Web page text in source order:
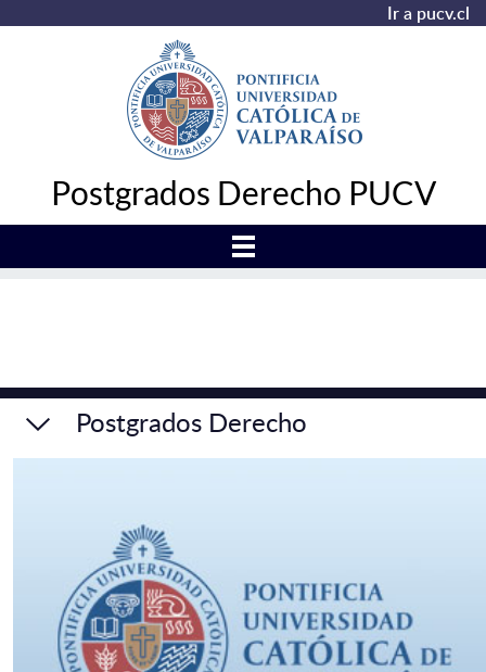
Ir a pucv.cl
Postgrados Derecho PUCV
Postgrados Derecho